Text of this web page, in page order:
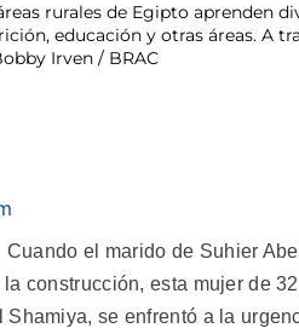
rurales de Egipto aprenden
educación y otras áreas. A
Irven / BRAC
Cuando el marido de Suhier
construcción, esta mujer de
Shamiya, se enfrentó a la